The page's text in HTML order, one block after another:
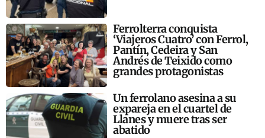
Ferrolterra conquista
‘Viajeros Cuatro’ con Ferrol,
Pantín, Cedeira y San
Andrés de Teixido como
grandes protagonistas
Un ferrolano asesina a su
expareja en el cuartel de
Llanes y muere tras ser
abatido